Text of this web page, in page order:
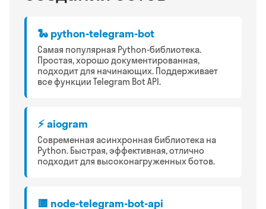
🐍 python-telegram-bot
Самая популярная Python-библиотека.
Простая, хорошо документированная,
подходит для начинающих. Поддерживает
все функции Telegram Bot API.
⚡ aiogram
Современная асинхронная библиотека на
Python. Быстрая, эффективная, отлично
подходит для высоконагруженных ботов.
🟨 node-telegram-bot-api